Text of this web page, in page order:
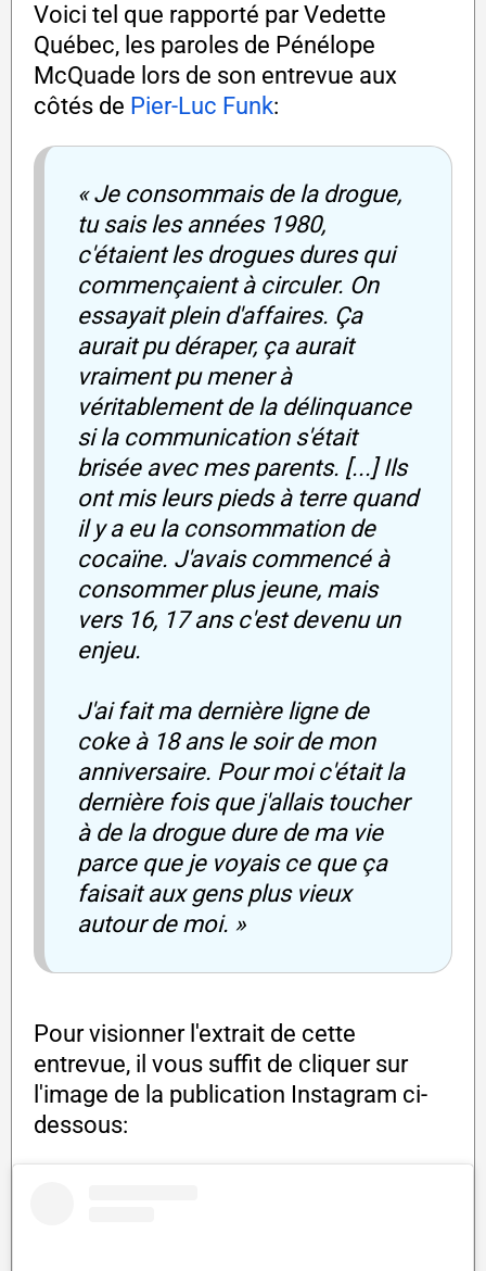
Voici tel que rapporté par Vedette
Québec, les paroles de Pénélope
McQuade lors de son entrevue aux
côtés de Pier-Luc Funk:
« Je consommais de la drogue,
tu sais les années 1980,
c'étaient les drogues dures qui
commençaient à circuler. On
essayait plein d'affaires. Ça
aurait pu déraper, ça aurait
vraiment pu mener à
véritablement de la délinquance
si la communication s'était
brisée avec mes parents. [...] Ils
ont mis leurs pieds à terre quand
il y a eu la consommation de
cocaïne. J'avais commencé à
consommer plus jeune, mais
vers 16, 17 ans c'est devenu un
enjeu.
J'ai fait ma dernière ligne de
coke à 18 ans le soir de mon
anniversaire. Pour moi c'était la
dernière fois que j'allais toucher
à de la drogue dure de ma vie
parce que je voyais ce que ça
faisait aux gens plus vieux
autour de moi. »
Pour visionner l'extrait de cette
entrevue, il vous suffit de cliquer sur
l'image de la publication Instagram ci-
dessous: